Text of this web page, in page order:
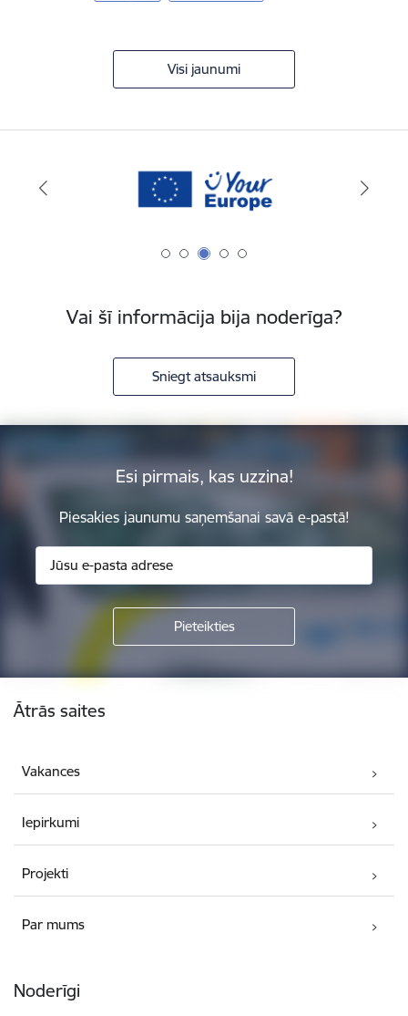
Visi jaunumi
Vai šī informācija bija noderīga?
Sniegt atsauksmi
Esi pirmais, kas uzzina!
Piesakies jaunumu saņemšanai savā e-pastā!
Ātrās saites
Vakances
Iepirkumi
Projekti
Par mums
Noderīgi